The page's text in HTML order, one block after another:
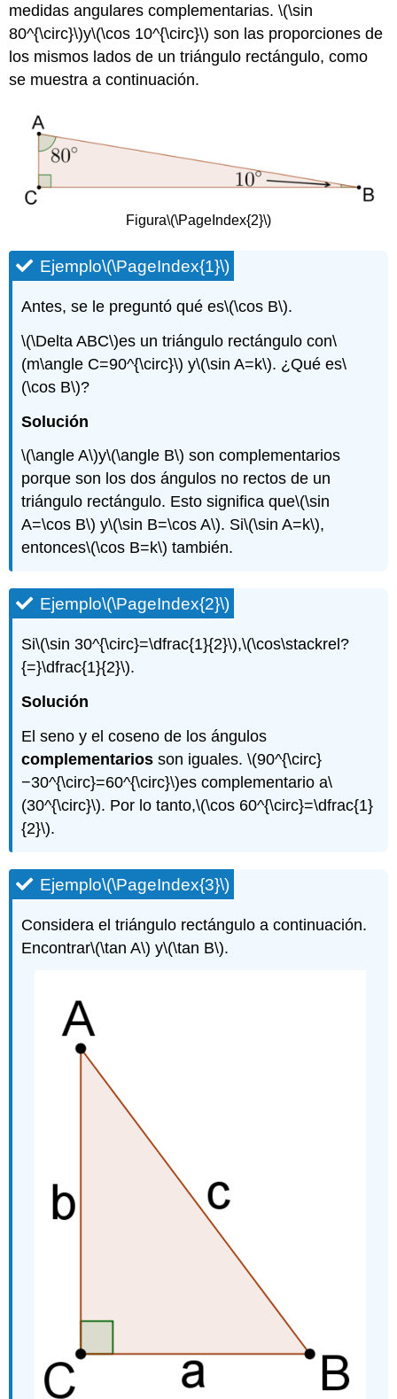
medidas angulares complementarias.\(\sin
80^{\circ}\)y\(\cos 10^{\circ}\) son las proporciones de
los mismos lados de un triángulo rectángulo, como
se muestra a continuación.
Figura\(\PageIndex{2}\)
Ejemplo\(\PageIndex{1}\)
Antes, se le preguntó qué es\(\cos B\).
\(\Delta ABC\)es un triángulo rectángulo con\
(m\angle C=90^{\circ}\) y\(\sin A=k\). ¿Qué es\
(\cos B\)?
Solución
\(\angle A\)y\(\angle B\) son complementarios
porque son los dos ángulos no rectos de un
triángulo rectángulo. Esto significa que\(\sin
A=\cos B\) y\(\sin B=\cos A\). Si\(\sin A=k\),
entonces\(\cos B=k\) también.
Ejemplo\(\PageIndex{2}\)
Si\(\sin 30^{\circ}=\dfrac{1}{2}\),\(\cos\stackrel?
{=}\dfrac{1}{2}\).
Solución
El seno y el coseno de los ángulos
complementarios son iguales.\(90^{\circ}
−30^{\circ}=60^{\circ}\)es complementario a\
(30^{\circ}\). Por lo tanto,\(\cos 60^{\circ}=\dfrac{1}
{2}\).
Ejemplo\(\PageIndex{3}\)
Considera el triángulo rectángulo a continuación.
Encontrar\(\tan A\) y\(\tan B\).